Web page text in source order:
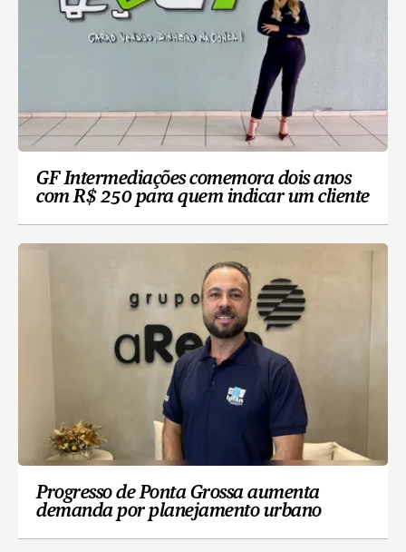
GF Intermediações comemora dois anos
com R$ 250 para quem indicar um cliente
Progresso de Ponta Grossa aumenta
demanda por planejamento urbano